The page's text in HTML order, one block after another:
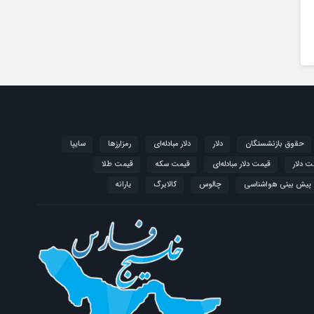
حقوق بازنشستگان دلار دلار مبادله‌ای رمزارزها
سایپا
دلار قیمت دلار مبادله‌ای قیمت سکه
قیمت طلا
پیش بینی هواشناسی چالوس کالابرگ یارانه